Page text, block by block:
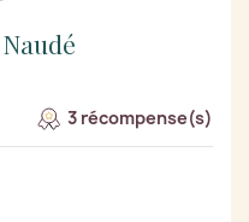
3 récompense(s)